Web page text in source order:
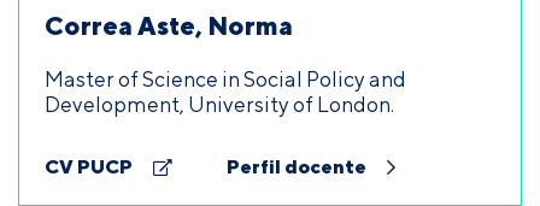
Correa Aste, Norma
Master of Science in Social Policy and
Development, University of London.
CV PUCP Perfil docente